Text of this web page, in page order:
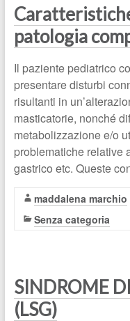
patologia
Il paziente pediatrico
presentare disturbi
risultanti in
masticatorie, nonché
metabolizzazione e/o
problematiche relative
gastrico etc. Queste
maddalena marchio
Senza categoria
SINDROME
(LSG)